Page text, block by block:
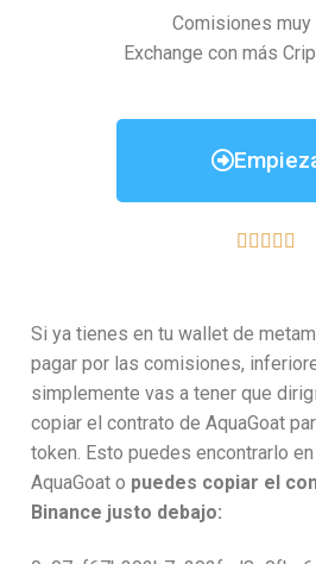
Comisiones muy
Exchange con más
    
Si ya tienes en tu wallet de
pagar por las comisiones,
simplemente vas a tener que
copiar el contrato de AquaGoat
token. Esto puedes encontrarlo
AquaGoat o puedes copiar el
Binance justo debajo: